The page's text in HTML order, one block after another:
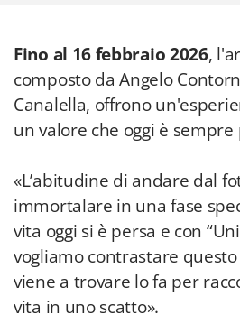
Fino al 16 febbraio 2026,
composto da Angelo
Canalella, offrono
un valore che oggi è
«L’abitudine di andare dal
immortalare in una fase
vita oggi si è persa e con
vogliamo contrastare
viene a trovare lo fa per
vita in uno scatto».